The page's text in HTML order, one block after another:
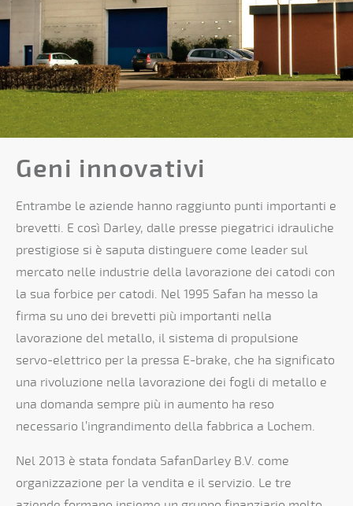
Geni innovativi
Entrambe le aziende hanno raggiunto punti importanti e
brevetti. E così Darley, dalle presse piegatrici idrauliche
prestigiose si è saputa distinguere come leader sul
mercato nelle industrie della lavorazione dei catodi con
la sua forbice per catodi. Nel 1995 Safan ha messo la
firma su uno dei brevetti più importanti nella
lavorazione del metallo, il sistema di propulsione
servo-elettrico per la pressa E-brake, che ha significato
una rivoluzione nella lavorazione dei fogli di metallo e
una domanda sempre più in aumento ha reso
necessario l’ingrandimento della fabbrica a Lochem.
Nel 2013 è stata fondata SafanDarley B.V. come
organizzazione per la vendita e il servizio. Le tre